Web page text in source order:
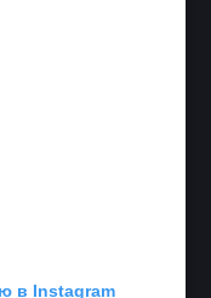
в Instagram